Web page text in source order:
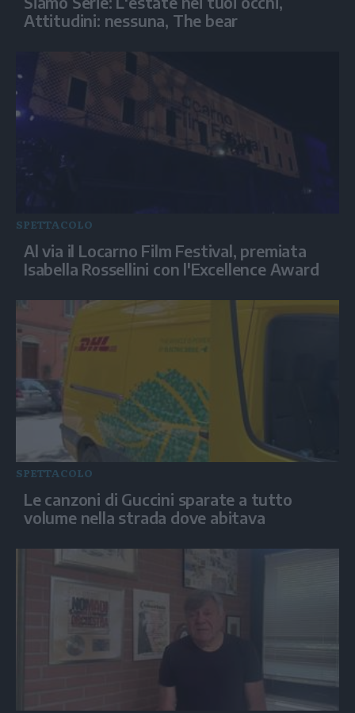
Attitudini: nessuna, The bear
SPETTACOLO
Al via il Locarno Film Festival, premiata
Isabella Rossellini con l'Excellence Award
SPETTACOLO
Le canzoni di Guccini sparate a tutto
volume nella strada dove abitava